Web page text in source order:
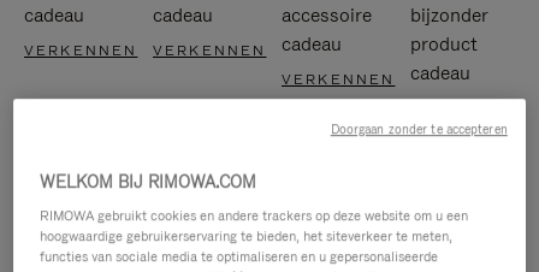
cadeau
VERKENNEN
cadeau
VERKENNEN
accessoire
cadeau
VERKENNEN
bijzonder
product
cadeau
WELKOM BIJ RIMOWA.COM
RIMOWA gebruikt cookies en andere trackers op deze website om u een
hoogwaardige gebruikerservaring te bieden, het siteverkeer te meten,
functies van sociale media te optimaliseren en u gepersonaliseerde
Doorgaan zonder te accepteren